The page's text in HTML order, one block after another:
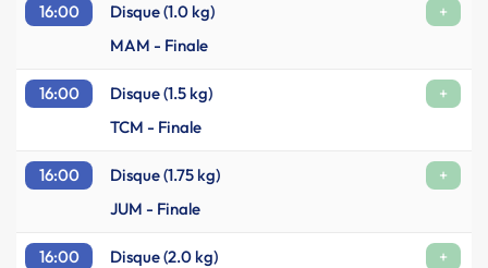
16:00 Disque (1.0 kg)
+
MAM - Finale
16:00 Disque (1.5 kg)
+
TCM - Finale
16:00 Disque (1.75 kg)
+
JUM - Finale
16:00 Disque (2.0 kg)
+